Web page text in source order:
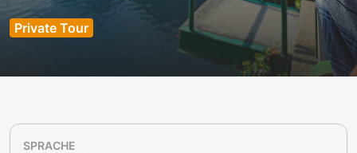
Private Tour
SPRACHE